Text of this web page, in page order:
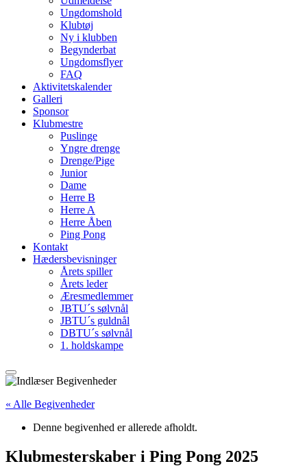
Ungdomshold
Klubtøj
Ny i klubben
Begynderbat
Ungdomsflyer
FAQ
Aktivitetskalender
Galleri
Sponsor
Klubmestre
Puslinge
Yngre drenge
Drenge/Pige
Junior
Dame
Herre B
Herre A
Herre Åben
Ping Pong
Kontakt
Hædersbevisninger
Årets spiller
Årets leder
Æresmedlemmer
JBTU´s sølvnål
JBTU´s guldnål
DBTU´s sølvnål
1. holdskampe
« Alle Begivenheder
Denne begivenhed er allerede afholdt.
Klubmesterskaber i Ping Pong 2025